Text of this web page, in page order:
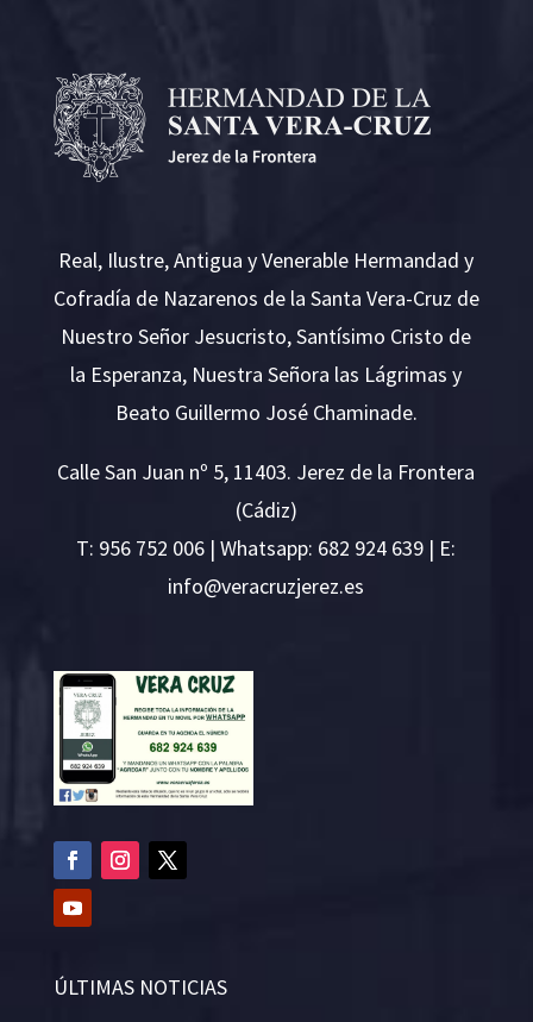
Real, Ilustre, Antigua y Venerable Hermandad y
Cofradía de Nazarenos de la Santa Vera-Cruz de
Nuestro Señor Jesucristo, Santísimo Cristo de
la Esperanza, Nuestra Señora las Lágrimas y
Beato Guillermo José Chaminade.
Calle San Juan nº 5, 11403. Jerez de la Frontera
(Cádiz)
T: 956 752 006 | Whatsapp: 682 924 639 | E:
se.ze
rejzu
rcare
v@ofn
i
ÚLTIMAS NOTICIAS